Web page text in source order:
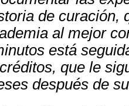
de curación,
al mejor
está
que le
después de